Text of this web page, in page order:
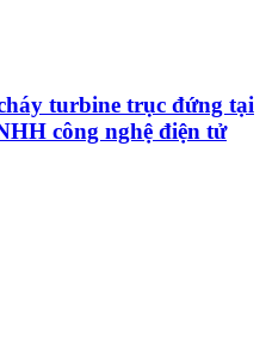
turbine trục đứng tại
công nghệ điện tử